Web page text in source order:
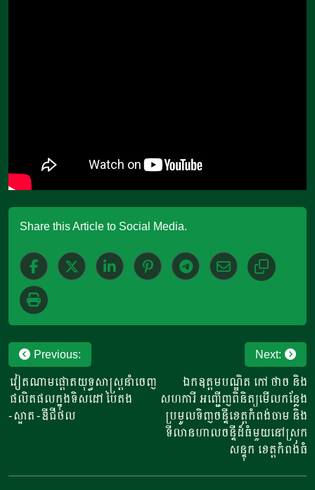
Share this Article to Social Media.
Post
navigation
Previous:
វៀតណាមផ្តោតយុទ្ធសាស្ត្រនាំចេញ
ផលិតផលក្នុងទិសដៅ បៃតង
-ស្អាត -ឌីជីថល
Next:
ឯកឧត្តមបណ្ឌិត កៅ ថាច និង
សហការី អញ្ជើញពិនិត្យមើលកន្លែង
ប្រមូលទិញចន្ទីខេត្តកំពង់ចាម និង
ទីលានហាលចន្ទីដ៏ធំមួយនៅស្រុក
សន្ទុក ខេត្តកំពង់ធំ